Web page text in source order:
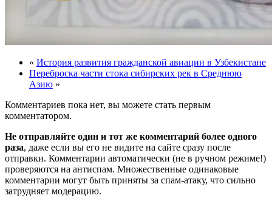
« История развития гражданской авиации в Узбекистане
Переброска части стока сибирских рек в Среднюю
Азию »
Комментариев пока нет, вы можете стать первым
комментатором.
Не отправляйте один и тот же комментарий более одного
раза, даже если вы его не видите на сайте сразу после
отправки. Комментарии автоматически (не в ручном режиме!)
проверяются на антиспам. Множественные одинаковые
комментарии могут быть приняты за спам-атаку, что сильно
затрудняет модерацию.